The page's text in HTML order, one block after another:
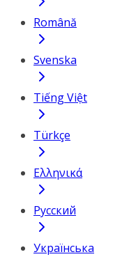
Română
Svenska
Tiếng Việt
Türkçe
Ελληνικά
Русский
Українська